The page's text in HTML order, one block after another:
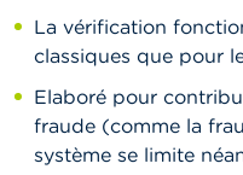
La vérification
classiques que pour
Elaboré pour
fraude (comme la
système se limite